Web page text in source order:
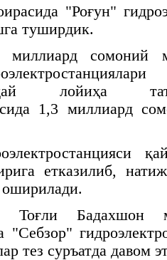
"Роғун"
туширдик.
сомоний
лойиҳа
1,3 миллиард
етказилиб,
оширилади.
Тоғли Бадахшон
"Себзор"
тез суръатда давом